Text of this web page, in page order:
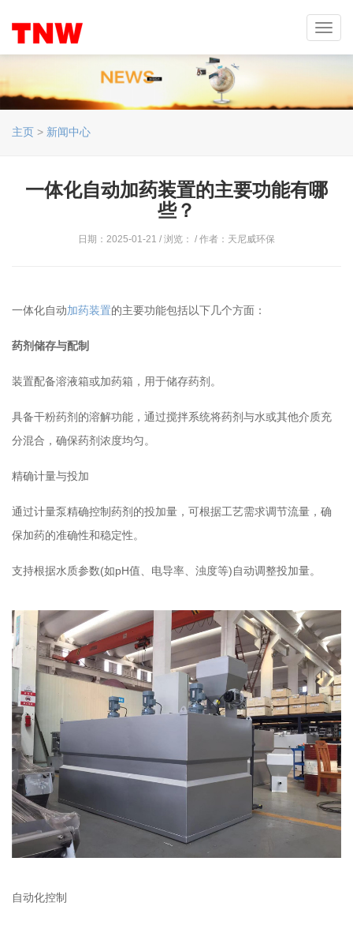
主页 > 新闻中心
一体化自动加药装置的主要功能有哪
些？
日期：2025-01-21 / 浏览： / 作者：天尼威环保
一体化自动加药装置的主要功能包括以下几个方面：
药剂储存与配制
装置配备溶液箱或加药箱，用于储存药剂。
具备干粉药剂的溶解功能，通过搅拌系统将药剂与水或其他介质充
分混合，确保药剂浓度均匀。
精确计量与投加
通过计量泵精确控制药剂的投加量，可根据工艺需求调节流量，确
保加药的准确性和稳定性。
支持根据水质参数(如pH值、电导率、浊度等)自动调整投加量。
自动化控制